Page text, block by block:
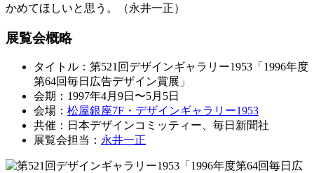
かめてほしいと思う。（永井一正）
展覧会概略
タイトル：第521回デザインギャラリー1953「1996年度
第64回毎日広告デザイン賞展」
会期：1997年4月9日〜5月5日
会場： 松屋銀座7F・デザインギャラリー1953
共催：日本デザインコミッティー、毎日新聞社
展覧会担当： 永井一正